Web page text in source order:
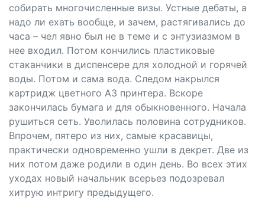
собирать многочисленные визы. Устные дебаты, а
надо ли ехать вообще, и зачем, растягивались до
часа – чел явно был не в теме и с энтузиазмом в
нее входил. Потом кончились пластиковые
стаканчики в диспенсере для холодной и горячей
воды. Потом и сама вода. Следом накрылся
картридж цветного А3 принтера. Вскоре
закончилась бумага и для обыкновенного. Начала
рушиться сеть. Уволилась половина сотрудников.
Впрочем, пятеро из них, самые красавицы,
практически одновременно ушли в декрет. Две из
них потом даже родили в один день. Во всех этих
уходах новый начальник всерьез подозревал
хитрую интригу предыдущего.